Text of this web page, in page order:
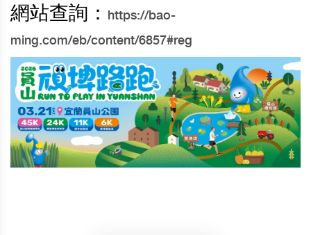
網站查詢：
https://bao-
ming.com/eb/content/6857#reg